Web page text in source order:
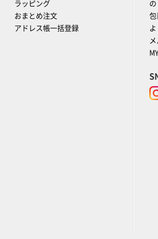
ラッピング
おまとめ注文
アドレス帳一括登録
の
包